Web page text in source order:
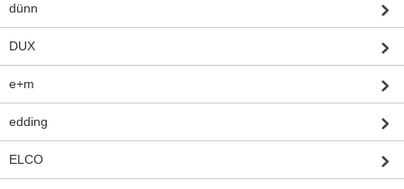
dünn
DUX
e+m
edding
ELCO